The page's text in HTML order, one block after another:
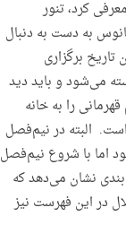
کرد، تنور
به دست به دنبال
برگزاری
می‌شود و باید دید
را به خانه
البته در نیم‌فصل
اما با شروع نیم‌فصل
نشان می‌دهد که
در این فهرست نیز